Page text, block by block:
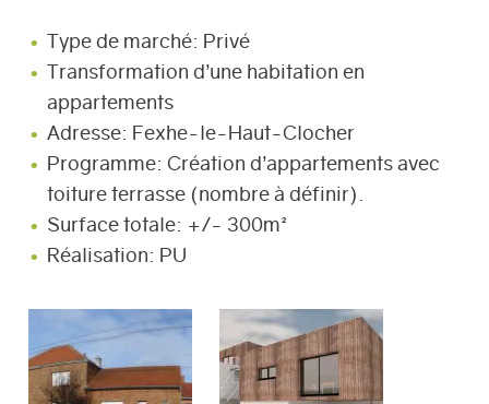
Type de marché: Privé
Transformation d’une habitation en
appartements
Adresse: Fexhe-le-Haut-Clocher
Programme: Création d’appartements avec
toiture terrasse (nombre à définir).
Surface totale: +/- 300m²
Réalisation: PU